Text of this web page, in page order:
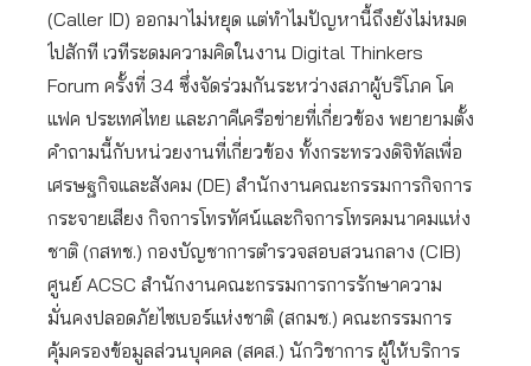
(Caller ID) ออกมาไม่หยุด แต่ทำไมปัญหานี้ถึงยังไม่หมด
ไปสักที เวทีระดมความคิดในงาน Digital Thinkers
Forum ครั้งที่ 34 ซึ่งจัดร่วมกันระหว่างสภาผู้บริโภค โค
แฟค ประเทศไทย และภาคีเครือข่ายที่เกี่ยวข้อง พยายามตั้ง
คำถามนี้กับหน่วยงานที่เกี่ยวข้อง ทั้งกระทรวงดิจิทัลเพื่อ
เศรษฐกิจและสังคม (DE) สำนักงานคณะกรรมการกิจการ
กระจายเสียง กิจการโทรทัศน์และกิจการโทรคมนาคมแห่ง
ชาติ (กสทช.) กองบัญชาการตำรวจสอบสวนกลาง (CIB)
ศูนย์ ACSC สำนักงานคณะกรรมการการรักษาความ
มั่นคงปลอดภัยไซเบอร์แห่งชาติ (สกมช.) คณะกรรมการ
คุ้มครองข้อมูลส่วนบุคคล (สคส.) นักวิชาการ ผู้ให้บริการ